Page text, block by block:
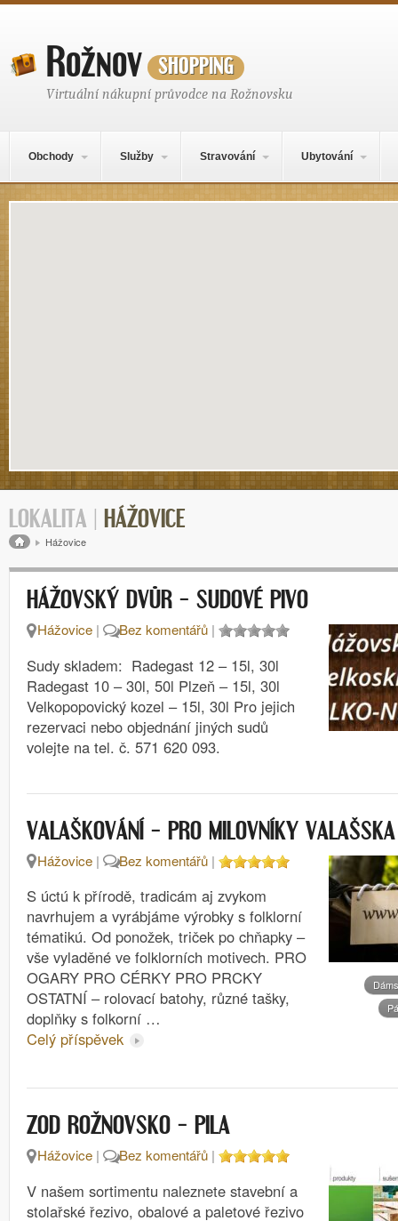
Rožnovshopping
Virtuální nákupní průvodce na Rožnovsku
Obchody Služby Stravování Ubytování
Mapa obsahu
LOKALITA | HÁŽOVICE
Drobečková navigace
Hážovice
HÁŽOVSKÝ DVŮR – SUDOVÉ PIVO
Hážovice | Bez komentářů |
Sudy skladem: Radegast 12 – 15l, 30l
Radegast 10 – 30l, 50l Plzeň – 15l, 30l
Velkopopovický kozel – 15l, 30l Pro jejich
rezervaci nebo objednání jiných sudů
volejte na tel. č. 571 620 093.
VALAŠKOVÁNÍ – PRO MILOVNÍKY
Hážovice | Bez komentářů |
S úctú k přírodě, tradicám aj zvykom
navrhujem a vyrábjáme výrobky s folklorní
tématikú. Od ponožek, triček po chňapky –
vše vyladěné ve folklorních motivech. PRO
OGARY PRO CÉRKY PRO PRCKY
OSTATNÍ – rolovací batohy, různé tašky,
doplňky s folkorní …
Celý příspěvek
ZOD ROŽNOVSKO – PILA
Hážovice | Bez komentářů |
V našem sortimentu naleznete stavební a
stolařské řezivo, obalové a paletové řezivo